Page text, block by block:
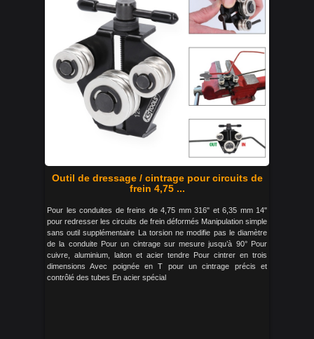
Outil de dressage / cintrage pour circuits de
frein 4,75 ...
Pour les conduites de freins de 4,75 mm 316" et 6,35 mm 14"
pour redresser les circuits de frein déformés Manipulation simple
sans outil supplémentaire La torsion ne modifie pas le diamètre
de la conduite Pour un cintrage sur mesure jusqu’à 90° Pour
cuivre, aluminium, laiton et acier tendre Pour cintrer en trois
dimensions Avec poignée en T pour un cintrage précis et
contrôlé des tubes En acier spécial